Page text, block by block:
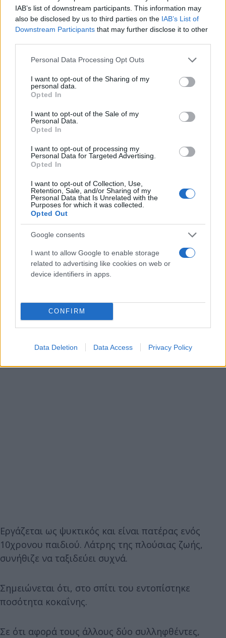
IAB’s list of downstream participants. This information may
also be disclosed by us to third parties on the IAB’s List of
Downstream Participants that may further disclose it to other
Please note that this website/app uses one or more Google
not limited to your visit or usage behaviour. You may click to
grant or deny consent to Google and its third-party tags to
use your data for below specified purposes in below Google
consent section.
Personal Data Processing Opt Outs
I want to opt-out of the Sharing of my
personal data.
Opted In
I want to opt-out of the Sale of my
Personal Data.
Opted In
I want to opt-out of processing my
Personal Data for Targeted Advertising.
Opted In
I want to opt-out of Collection, Use,
Retention, Sale, and/or Sharing of my
Personal Data that Is Unrelated with the
Purposes for which it was collected.
Opted Out
Google consents
I want to allow Google to enable storage
related to advertising like cookies on web or
device identifiers in apps.
CONFIRM
Data Deletion Data Access Privacy Policy
Το προφίλ των 3 συλληφθέντων
κυκλώματος είναι ένας 41χρονος παλιός
ποδοσφαιριστής σε Προοδευτική κ Ολυμπιακό
Εργάζεται ως ψυκτικός και είναι πατέρας ενός
10χρονου παιδιού. Λάτρης της πλούσιας ζωής,
συνήθιζε να ταξιδεύει συχνά.
Σημειώνεται ότι, στο σπίτι του εντοπίστηκε
ποσότητα κοκαΐνης.
Σε ότι αφορά τους άλλους δύο συλληφθέντες,